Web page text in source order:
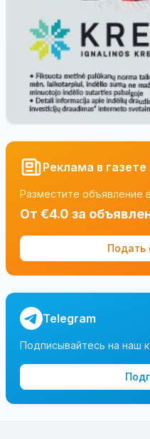
Реклама в газете
Разместите объявление
От €4.0 за
Подать
Telegram
Подписывайтесь на наш